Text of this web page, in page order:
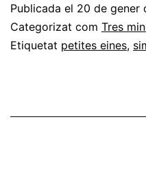
Publicada el 20 de gener
Categorizat com Tres
Etiquetat petites eines,